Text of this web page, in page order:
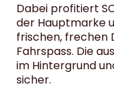
Dabei profitiert
der Hauptmarke
frischen, frechen
Fahrspass. Die
im Hintergrund
sicher.